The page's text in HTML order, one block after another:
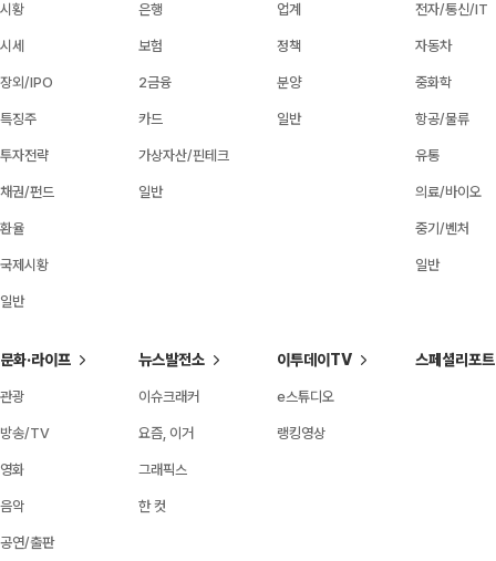
시황
시세
장외/IPO
특징주
투자전략
채권/펀드
환율
국제시황
일반
은행
보험
2금융
카드
가상자산/핀테크
일반
업계
정책
분양
일반
전자/통신/IT
자동차
중화학
항공/물류
유통
의료/바이오
중기/벤처
일반
문화·라이프
관광
방송/TV
영화
음악
공연/출판
뉴스발전소
이슈크래커
요즘, 이거
그래픽스
한 컷
이투데이TV
e스튜디오
랭킹영상
스페셜리포트